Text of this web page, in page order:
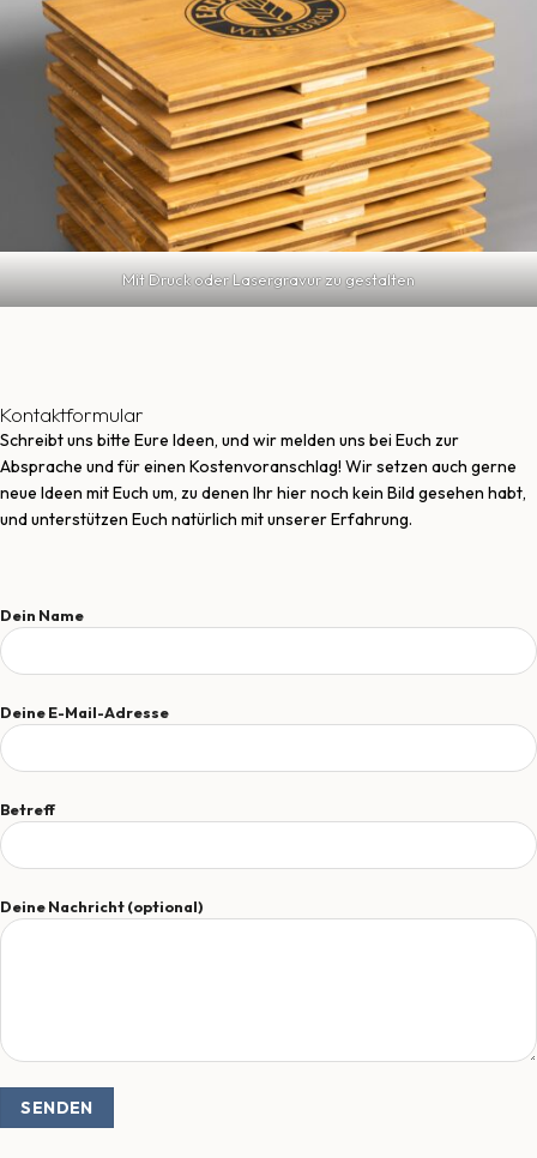
Mit Druck oder Lasergravur zu gestalten
Kontaktformular
Schreibt uns bitte Eure Ideen, und wir melden uns bei Euch zur
Absprache und für einen Kostenvoranschlag! Wir setzen auch gerne
neue Ideen mit Euch um, zu denen Ihr hier noch kein Bild gesehen habt,
und unterstützen Euch natürlich mit unserer Erfahrung.
Dein Name
Deine E-Mail-Adresse
Betreff
Deine Nachricht (optional)